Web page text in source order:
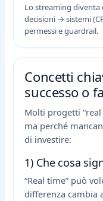
Lo streaming
decisioni → sistemi
permessi e guardrail.
Concetti
successo o
Molti progetti
ma perché
di investire:
1) Che cosa
“Real time” può
differenza cambia